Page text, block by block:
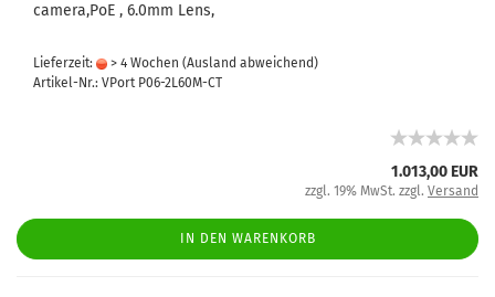
camera,PoE , 6.0mm Lens,
Lieferzeit: > 4 Wochen (Ausland abweichend)
Artikel-Nr.: VPort P06-2L60M-CT
1.013,00 EUR
zzgl. 19% MwSt. zzgl. Versand
IN DEN WARENKORB